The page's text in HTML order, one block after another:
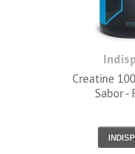
Creatine
Sabor -